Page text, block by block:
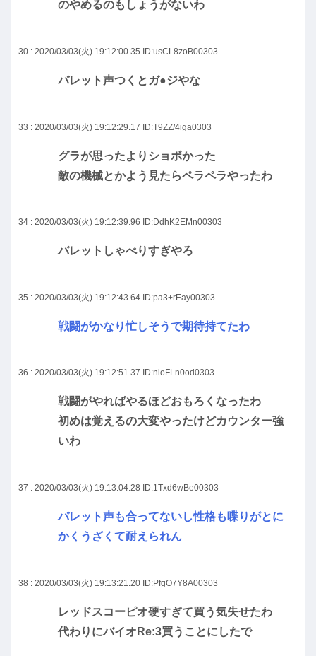
のやめるのもしょうがないわ
30 : 2020/03/03(火) 19:12:00.35 ID:usCL8zoB00303
バレット声つくとガ●ジやな
33 : 2020/03/03(火) 19:12:29.17 ID:T9ZZ/4iga0303
グラが思ったよりショボかった
敵の機械とかよう見たらペラペラやったわ
34 : 2020/03/03(火) 19:12:39.96 ID:DdhK2EMn00303
バレットしゃべりすぎやろ
35 : 2020/03/03(火) 19:12:43.64 ID:pa3+rEay00303
戦闘がかなり忙しそうで期待持てたわ
36 : 2020/03/03(火) 19:12:51.37 ID:nioFLn0od0303
戦闘がやればやるほどおもろくなったわ
初めは覚えるの大変やったけどカウンター強
いわ
37 : 2020/03/03(火) 19:13:04.28 ID:1Txd6wBe00303
バレット声も合ってないし性格も喋りがとに
かくうざくて耐えられん
38 : 2020/03/03(火) 19:13:21.20 ID:PfgO7Y8A00303
レッドスコーピオ硬すぎて買う気失せたわ
代わりにバイオRe:3買うことにしたで